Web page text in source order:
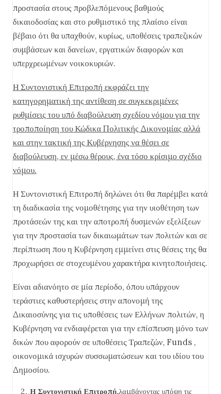
προστασία στους προβλεπόμενους βαθμούς
δικαιοδοσίας και στο ρυθμιστικό της πλαίσιο είναι
βέβαιο ότι θα υπαχθούν, κυρίως, υποθέσεις τραπεζικών
συμβάσεων και δανείων, εργατικών διαφορών και
υπερχρεωμένων νοικοκυριών.
Η Συντονιστική Επιτροπή εκφράζει την
κατηγορηματική της αντίθεση σε συγκεκριμένες
ρυθμίσεις του υπό διαβούλευση σχεδίου νόμου για την
τροποποίηση του Κώδικα Πολιτικής Δικονομίας αλλά
και στην τακτική της Κυβέρνησης να θέσει σε
διαβούλευση, εν μέσω θέρους, ένα τόσο κρίσιμο σχέδιο
νόμου.
Η Συντονιστική Επιτροπή δηλώνει ότι θα παρέμβει κατά
τη διαδικασία της νομοθέτησης για την υιοθέτηση των
προτάσεών της και την αποτροπή δυσμενών εξελίξεων
για την προστασία των δικαιωμάτων των πολιτών και σε
περίπτωση που η Κυβέρνηση εμμείνει στις θέσεις της θα
προχωρήσει σε στοχευμένου χαρακτήρα κινητοποιήσεις.
Είναι αδιανόητο σε μία περίοδο, όπου υπάρχουν
τεράστιες καθυστερήσεις στην απονομή της
Δικαιοσύνης για τις υποθέσεις των Ελλήνων πολιτών, η
Κυβέρνηση να ενδιαφέρεται για την επίσπευση μόνο των
δικών που αφορούν σε υποθέσεις Τραπεζών, Funds ,
οικονομικά ισχυρών συσσωματώσεων και του ιδίου του
Δημοσίου.
Η Συντονιστική Επιτροπή,λαμβάνοντας υπόψη τις